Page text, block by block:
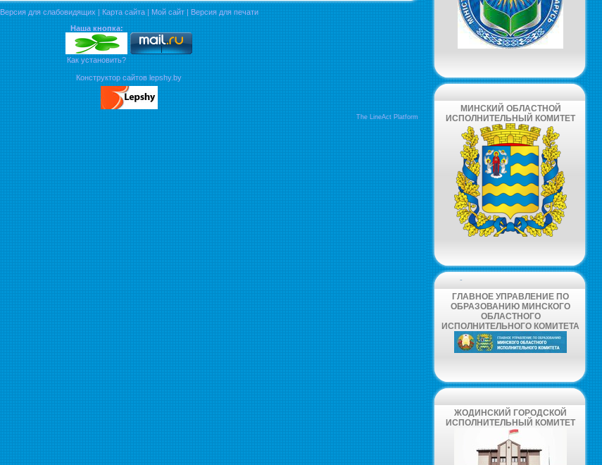
Версия для слабовидящих | Карта сайта | Мой сайт | Версия для печати
Наша кнопка:
Как установить?
Конструктор сайтов lepshy.by
The LineAct Platform
МИНСКИЙ ОБЛАСТНОЙ
ИСПОЛНИТЕЛЬНЫЙ КОМИТЕТ
-
ГЛАВНОЕ УПРАВЛЕНИЕ ПО
ОБРАЗОВАНИЮ МИНСКОГО
ОБЛАСТНОГО
ИСПОЛНИТЕЛЬНОГО КОМИТЕТА
ЖОДИНСКИЙ ГОРОДСКОЙ
ИСПОЛНИТЕЛЬНЫЙ КОМИТЕТ